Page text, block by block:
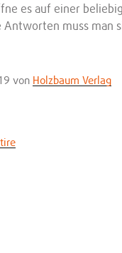
es auf einer
muss man
von Holzbaum Verlag